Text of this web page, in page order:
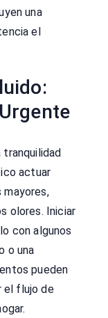
una
el
tranquilidad
actuar
mayores,
olores. Iniciar
con algunos
o una
pueden
el flujo de